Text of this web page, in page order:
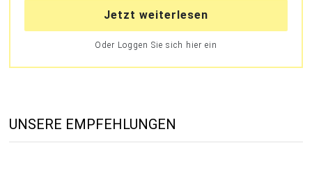
Jetzt weiterlesen
Oder Loggen Sie sich hier ein
UNSERE EMPFEHLUNGEN